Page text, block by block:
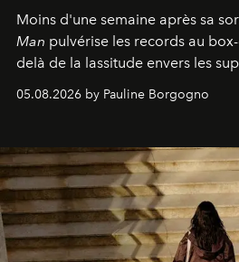
Moins d'une semaine après sa
Man pulvérise les records au
delà de la lassitude envers les
personnages continuent de
05.08.2026 by Pauline Borgogno